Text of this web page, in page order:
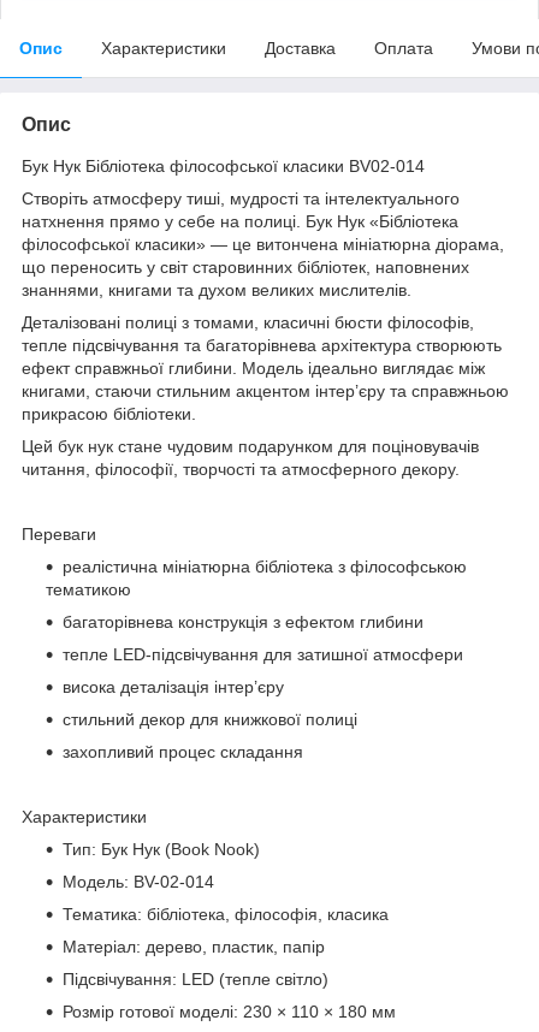
Опис Характеристики Доставка Оплата Умови
Опис
Бук Нук Бібліотека філософської класики BV02-014
Створіть атмосферу тиші, мудрості та інтелектуального
натхнення прямо у себе на полиці. Бук Нук «Бібліотека
філософської класики» — це витончена мініатюрна діорама,
що переносить у світ старовинних бібліотек, наповнених
знаннями, книгами та духом великих мислителів.
Деталізовані полиці з томами, класичні бюсти філософів,
тепле підсвічування та багаторівнева архітектура створюють
ефект справжньої глибини. Модель ідеально виглядає між
книгами, стаючи стильним акцентом інтер’єру та справжньою
прикрасою бібліотеки.
Цей бук нук стане чудовим подарунком для поціновувачів
читання, філософії, творчості та атмосферного декору.
Переваги
реалістична мініатюрна бібліотека з філософською
тематикою
багаторівнева конструкція з ефектом глибини
тепле LED-підсвічування для затишної атмосфери
висока деталізація інтер’єру
стильний декор для книжкової полиці
захопливий процес складання
Характеристики
Тип: Бук Нук (Book Nook)
Модель: BV-02-014
Тематика: бібліотека, філософія, класика
Матеріал: дерево, пластик, папір
Підсвічування: LED (тепле світло)
Розмір готової моделі: 230 × 110 × 180 мм